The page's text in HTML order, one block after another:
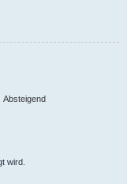
Absteigend
wird.